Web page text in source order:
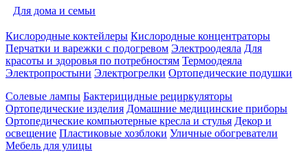
Для дома и семьи
Кислородные коктейлеры Кислородные концентраторы
Перчатки и варежки с подогревом Электроодеяла Для
красоты и здоровья по потребностям Термоодеяла
Электропростыни Электрогрелки Ортопедические подушки
Солевые лампы Бактерицидные рециркуляторы
Ортопедические изделия Домашние медицинские приборы
Ортопедические компьютерные кресла и стулья Декор и
освещение Пластиковые хозблоки Уличные обогреватели
Мебель для улицы